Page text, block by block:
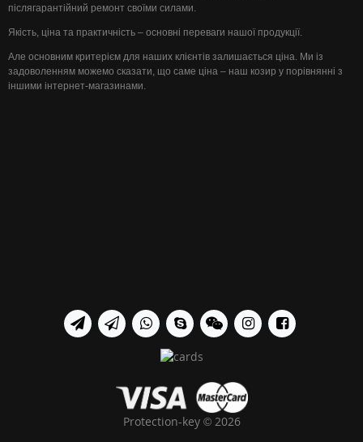
післягарантійний ремонт своїми силами.
Якість, ціна та практичність – основні переваги нашої продукції.
Але основним критерієм для наших клієнтів залишається ціна. Ми із
задоволенням можемо сказати, що саме ціна – наш козир у порівнянні з
іншими інтернет-магазинами.
Protection-key © 2026